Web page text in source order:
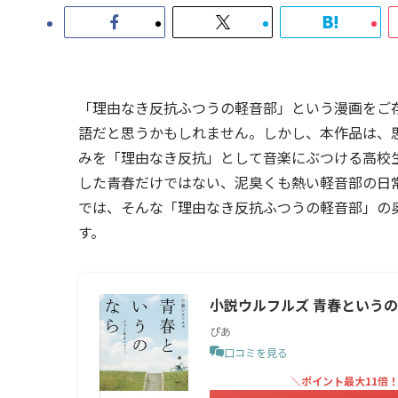
「理由なき反抗ふつうの軽音部」という漫画を
語だと思うかもしれません。しかし、本作品は
みを「理由なき反抗」として音楽にぶつける高
した青春だけではない、泥臭くも熱い軽音部の
では、そんな「理由なき反抗ふつうの軽音部」
す。
小説ウルフルズ 青春という
ぴあ
口コミを見る
＼ポイント最大11倍